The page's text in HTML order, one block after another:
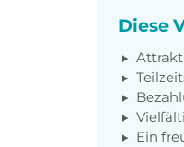
Diese
Ein